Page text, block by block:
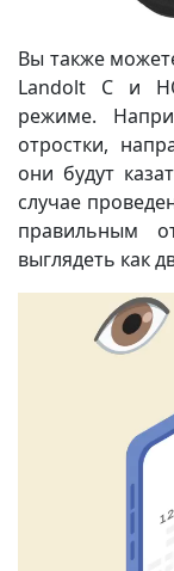
Вы также
Landolt C и
режиме.
отростки,
они будут
случае
правильным
выглядеть как